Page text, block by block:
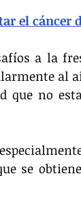
el cáncer
a la
al
que no
se